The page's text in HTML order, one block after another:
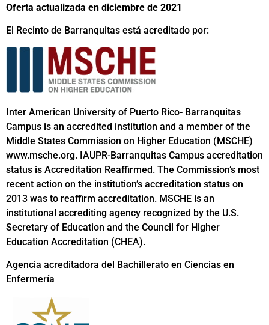
Oferta actualizada en diciembre de 2021
El Recinto de Barranquitas está acreditado por:
Inter American University of Puerto Rico- Barranquitas
Campus is an accredited institution and a member of the
Middle States Commission on Higher Education (MSCHE)
www.msche.org. IAUPR-Barranquitas Campus accreditation
status is Accreditation Reaffirmed. The Commission’s most
recent action on the institution’s accreditation status on
2013 was to reaffirm accreditation. MSCHE is an
institutional accrediting agency recognized by the U.S.
Secretary of Education and the Council for Higher
Education Accreditation (CHEA).
Agencia acreditadora del Bachillerato en Ciencias en
Enfermería